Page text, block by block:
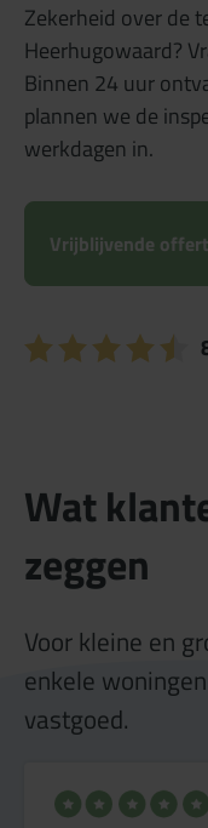
Zekerheid over de
Heerhugowaard?
Binnen 24 uur
plannen we de
werkdagen in.
Vrijblijvende
Wat
zeggen
Voor kleine en
enkele
vastgoed.